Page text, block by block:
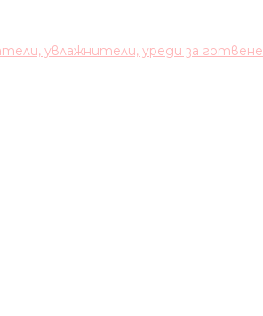
увлажнители, уреди за готвене